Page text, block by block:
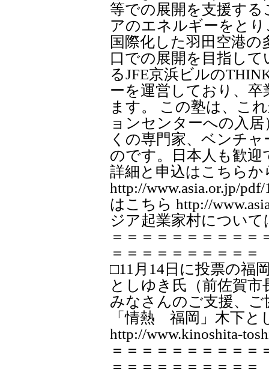
等での展開を支援す
アのエネルギーをと
国際化した羽田空港
口での展開を目指し
るJFE京浜ビルの
ーを運営しており、
ます。 この塾は、こ
ョンセンターへの入
くの専門家、ベンチ
のです。日本人も歓迎
詳細と申込はこちらか
http://www.asia.or.jp/
はこちら http://
ジア起業家村について
＝＝＝＝＝＝＝＝＝＝
＝＝＝＝＝＝＝＝＝＝
□11月14日に投票の福
としゆき氏（前佐賀
みなさんのご支援、
「情熱 福岡」木下と
http://www.kinoshita-
＝＝＝＝＝＝＝＝＝＝
＝＝＝＝＝＝＝＝＝＝